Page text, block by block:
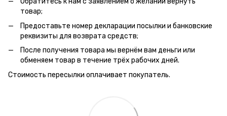
товар;
Предоставьте номер декларации посылки и банковские
реквизиты для возврата средств;
После получения товара мы вернём вам деньги или
обменяем товар в течение трёх рабочих дней.
Стоимость пересылки оплачивает покупатель.